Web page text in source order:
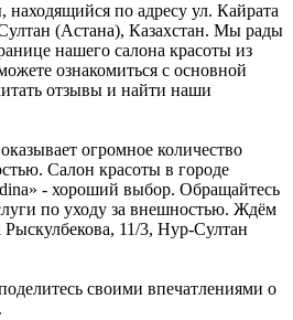
находящийся по адресу ул. Кайрата
(Астана), Казахстан. Мы рады
нашего салона красоты из
ознакомиться с основной
отзывы и найти наши
огромное количество
Салон красоты в городе
- хороший выбор. Обращайтесь
по уходу за внешностью. Ждём
Рыскулбекова, 11/3, Нур-Султан
своими впечатлениями о